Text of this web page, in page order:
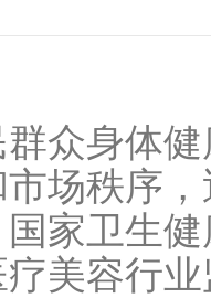
众身体
场秩序
家卫生
美容行